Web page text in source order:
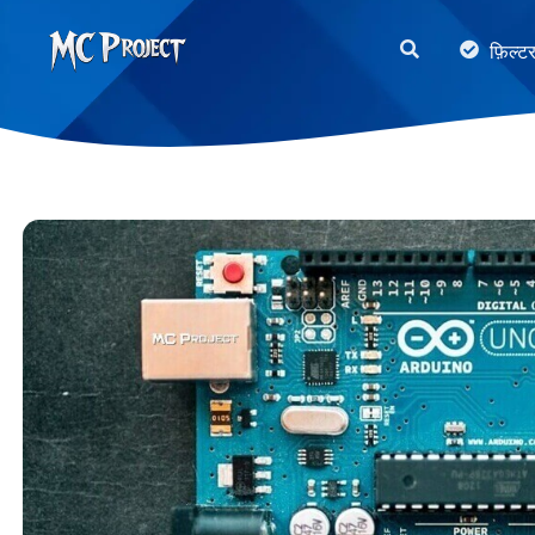
फ़िल्टर
Project
Store
उत्पाद
स्टोर
और
फ्रीलांस
सेवाएँ